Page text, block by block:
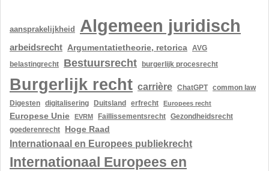
aansprakelijkheid Algemeen juridisch
arbeidsrecht Argumentatietheorie, retorica AVG
belastingrecht Bestuursrecht burgerlijk procesrecht
Burgerlijk recht carrière ChatGPT common law
Digesten
digitalisering Duitsland erfrecht Europees recht
Europese Unie EVRM Faillissementsrecht
Gezondheidsrecht
goederenrecht
Hoge Raad
Internationaal en Europees publiekrecht
Internationaal Europees en